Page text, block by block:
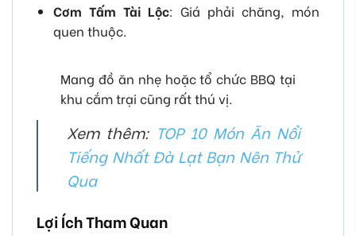
Cơm Tấm Tài Lộc: Giá phải chăng, món
quen thuộc.
Mang đồ ăn nhẹ hoặc tổ chức BBQ tại
khu cắm trại cũng rất thú vị.
Xem thêm: TOP 10 Món Ăn Nổi
Tiếng Nhất Đà Lạt Bạn Nên Thử
Qua
Lợi Ích Tham Quan